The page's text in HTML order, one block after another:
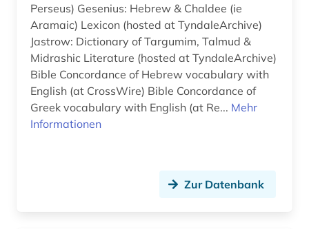
bedrohte sprache (2)
behinderung (1)
bekker (1)
belletristik (4)
Perseus) Gesenius: Hebrew & Chaldee (ie
Aramaic) Lexicon (hosted at TyndaleArchive)
Jastrow: Dictionary of Targumim, Talmud &
Midrashic Literature (hosted at TyndaleArchive)
Bible Concordance of Hebrew vocabulary with
English (at CrossWire) Bible Concordance of
Greek vocabulary with English (at Re... Mehr
Informationen
Zur Datenbank